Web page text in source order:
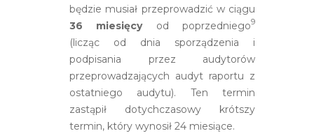
będzie musiał przeprowadzić w ciągu
36 miesięcyod poprzedniego9
(licząc od dnia sporządzenia i
podpisania przez audytorów
przeprowadzających audyt raportu z
ostatniego audytu). Ten termin
zastąpił dotychczasowy krótszy
termin, który wynosił 24 miesiące.